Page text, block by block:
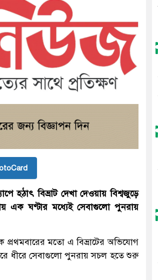
হঠাৎ বিভ্রাট দেখা দেওয়ায় বিশ্বজুড়ে
এক ঘণ্টার মধ্যেই সেবাগুলো পুনরায়
মতো এ বিভ্রাটের অভিযোগ
ধীরে সেবাগুলো পুনরায় সচল হতে শুরু